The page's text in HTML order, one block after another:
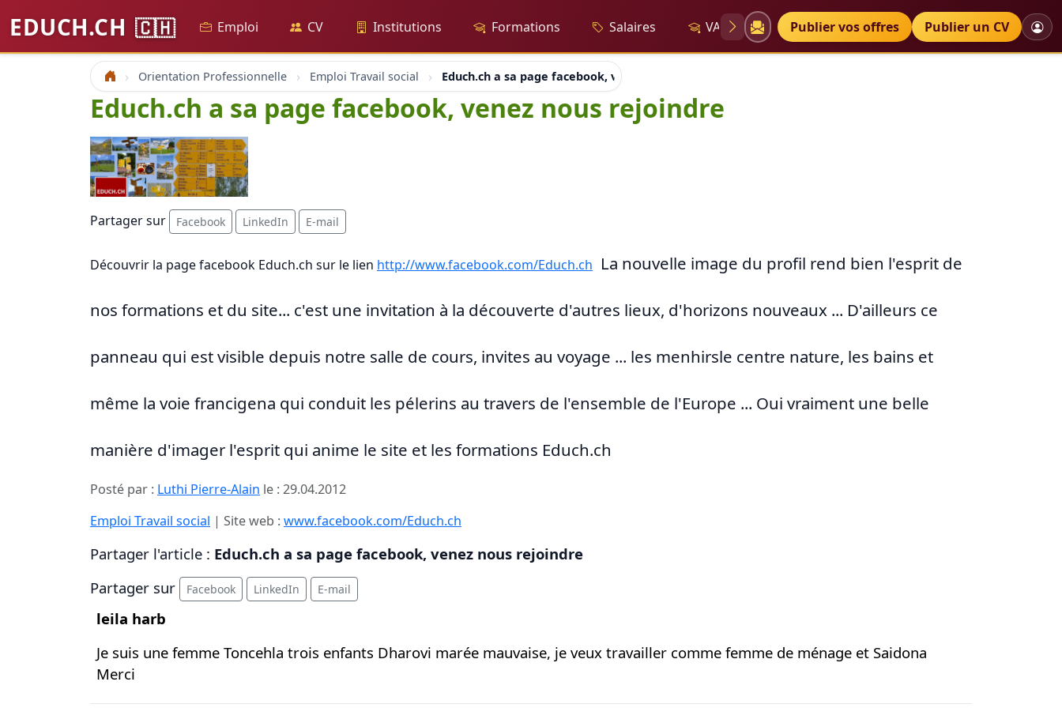
EDUCH.CH 🇨🇭 Emploi CV Institutions Formations Salaires VAE Diplômes Petites annonces
Publier vos offres Publier un CV
Accueil Orientation Professionnelle Emploi Travail social Educh.ch a sa page facebook, venez nous rejoindre
Educh.ch a sa page facebook, venez nous rejoindre
Partager sur Facebook LinkedIn E-mail
Découvrir la page facebook Educh.ch sur le lien http://www.facebook.com/Educh.ch La nouvelle image du profil rend bien l'esprit de
nos formations et du site... c'est une invitation à la découverte d'autres lieux, d'horizons nouveaux ... D'ailleurs ce
panneau qui est visible depuis notre salle de cours, invites au voyage ... les menhirsle centre nature, les bains et
même la voie francigena qui conduit les pélerins au travers de l'ensemble de l'Europe ... Oui vraiment une belle
manière d'imager l'esprit qui anime le site et les formations Educh.ch
Posté par : Luthi Pierre-Alain le : 29.04.2012
Emploi Travail social | Site web : www.facebook.com/Educh.ch
Partager l'article : Educh.ch a sa page facebook, venez nous rejoindre
Partager sur
Facebook LinkedIn E-mail
leila harb
Je suis une femme Toncehla trois enfants Dharovi marée mauvaise, je veux travailler comme femme de ménage et Saidona
Merci